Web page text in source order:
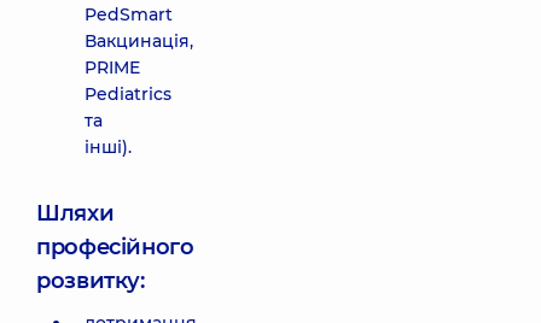
PedSmart
Вакцинація,
PRIME
Pediatrics
та
інші).
Шляхи
професійного
розвитку: